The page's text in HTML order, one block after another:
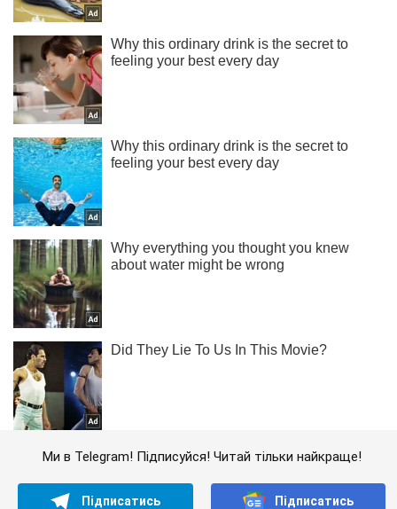
Ми в Telegram! Підписуйся! Читай тільки найкраще!
Підписатись Підписатись